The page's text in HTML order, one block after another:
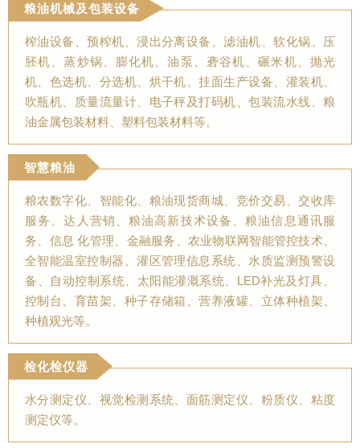
粮油机械及包装设备
榨油设备、预榨机、浸出分离设备、滤油机、软化锅、压
胚机、蒸炒锅、膨化机、油泵、砻谷机、碾米机、抛光
机、色选机、分选机、烘干机、挂面生产设备、灌装机、
吹瓶机、质量流量计、电子秤及打码机、包装流水线、粮
油金属包装材料、塑料包装材料等。
智慧粮油
粮农数字化、智能化、粮油现货商城、竞价交易、交收库
服务、达人营销、粮油高新技术设备、粮油信息通讯服
务、信息 化管理、金融服务、农业物联网智能管控技术、
全智能温室控制器、灌区管理信息系统、水质监测预警设
备、自动控制系统、太阳能灌溉系统、LED补光及灯具、
控制台、育苗架、种子存储箱、营养液罐、立体种植架、
种植观光等。
检化检仪器
水分测定仪、视觉检测系统、面筋测定仪、粉质仪、粘度
测定仪等。